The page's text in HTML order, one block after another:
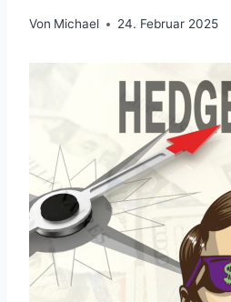
Von Michael 24. Februar 2025